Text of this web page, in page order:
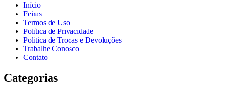
Início
Feiras
Termos de Uso
Política de Privacidade
Política de Trocas e Devoluções
Trabalhe Conosco
Contato
Categorias